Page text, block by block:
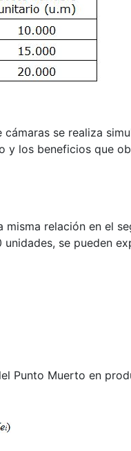
se realiza
y los beneficios que
relación en el
se pueden
Punto Muerto en